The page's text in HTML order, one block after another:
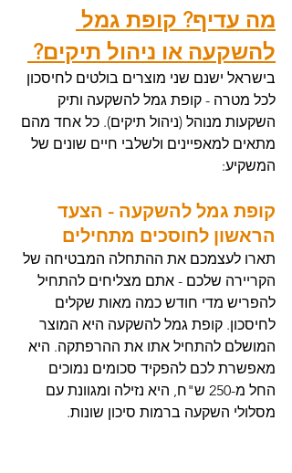
מה עדיף? קופת גמל
להשקעה או ניהול תיקים?
בישראל ישנם שני מוצרים בולטים לחיסכון
לכל מטרה - קופת גמל להשקעה ותיק
השקעות מנוהל (ניהול תיקים). כל אחד מהם
מתאים למאפיינים ולשלבי חיים שונים של
המשקיע:
קופת גמל להשקעה - הצעד
הראשון לחוסכים מתחילים
תארו לעצמכם את ההתחלה המבטיחה של
הקריירה שלכם - אתם מצליחים להתחיל
להפריש מדי חודש כמה מאות שקלים
לחיסכון. קופת גמל להשקעה היא המוצר
המושלם להתחיל אתו את ההרפתקה. היא
מאפשרת לכם להפקיד סכומים נמוכים
החל מ-250 ש"ח, היא נזילה ומגוונת עם
מסלולי השקעה ברמות סיכון שונות.